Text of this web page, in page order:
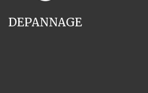
DEPANNAGE